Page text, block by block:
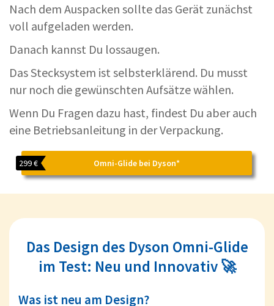
Nach dem Auspacken sollte das Gerät zunächst
voll aufgeladen werden.
Danach kannst Du lossaugen.
Das Stecksystem ist selbsterklärend. Du musst
nur noch die gewünschten Aufsätze wählen.
Wenn Du Fragen dazu hast, findest Du aber auch
eine Betriebsanleitung in der Verpackung.
Omni-Glide bei Dyson*
299 €
Das Design des Dyson Omni-Glide
im Test: Neu und Innovativ 🚀
Was ist neu am Design?